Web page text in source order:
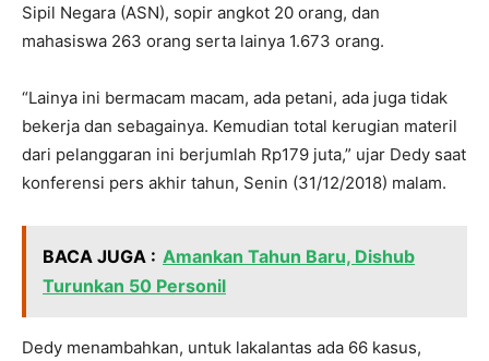
Sipil Negara (ASN), sopir angkot 20 orang, dan
mahasiswa 263 orang serta lainya 1.673 orang.
“Lainya ini bermacam macam, ada petani, ada juga tidak
bekerja dan sebagainya. Kemudian total kerugian materil
dari pelanggaran ini berjumlah Rp179 juta,” ujar Dedy saat
konferensi pers akhir tahun, Senin (31/12/2018) malam.
BACA JUGA : Amankan Tahun Baru, Dishub
Turunkan 50 Personil
Dedy menambahkan, untuk lakalantas ada 66 kasus,